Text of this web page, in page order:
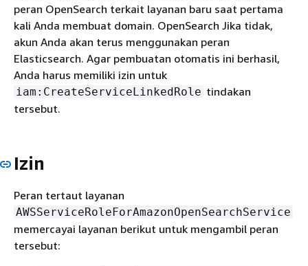
peran OpenSearch terkait layanan baru saat pertama
kali Anda membuat domain. OpenSearch Jika tidak,
akun Anda akan terus menggunakan peran
Elasticsearch. Agar pembuatan otomatis ini berhasil,
Anda harus memiliki izin untuk
iam:CreateServiceLinkedRole tindakan
tersebut.
Izin
Peran tertaut layanan
AWSServiceRoleForAmazonOpenSearchService
memercayai layanan berikut untuk mengambil peran
tersebut: